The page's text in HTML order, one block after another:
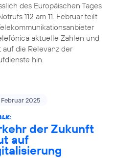
des Europäischen Tages
112 am 11. Februar teilt
aktuelle Zahlen und
auf die Relevanz der
hin.
Februar 2025
der Zukunft
auf